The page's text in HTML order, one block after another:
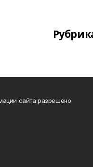
сайта разрешено